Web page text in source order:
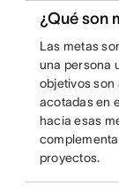
¿Qué son
Las metas
una persona
objetivos
acotadas en
hacia esas
proyectos.